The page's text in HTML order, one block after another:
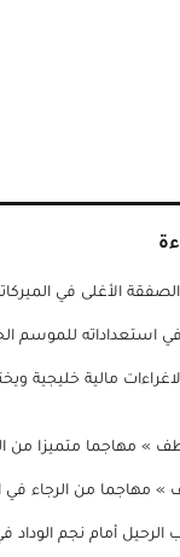
الأغلى في
استعداداته للموسم
مالية خليجية
» مهاجما متميزا من
» مهاجما من الرجاء في
أمام نجم الوداد